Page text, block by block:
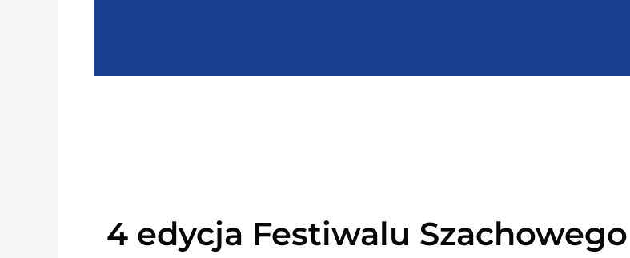
4 edycja Festiwalu Szachowego